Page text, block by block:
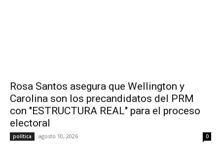
Rosa Santos asegura que Wellington y
Carolina son los precandidatos del PRM
con "ESTRUCTURA REAL" para el proceso
electoral
política agosto 10, 2026 0